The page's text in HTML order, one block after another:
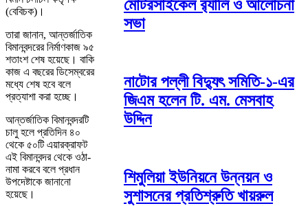
(বেবিচক)।
তারা জানান, আন্তর্জাতিক
বিমানবন্দরের নির্মাণকাজ ৯৫
শতাংশ শেষ হয়েছে। বাকি
কাজ এ বছরের ডিসেম্বরের
মধ্যে শেষ হবে বলে
প্রত্যাশা করা হচ্ছে।
আন্তর্জাতিক বিমানবন্দরটি
চালু হলে প্রতিদিন ৪০
থেকে ৫০টি এয়ারক্রাফট
এই বিমানবন্দর থেকে ওঠা-
নামা করবে বলে প্রধান
উপদেষ্টাকে জানানো
হয়েছে।
মোটরসাইকেল র‌্যালি ও আলোচনা
সভা
নাটোর পল্লী বিদ্যুৎ সমিতি-১-এর
জিএম হলেন টি. এম. মেসবাহ
উদ্দিন
শিমুলিয়া ইউনিয়নে উন্নয়ন ও
সুশাসনের প্রতিশ্রুতি খায়রুল